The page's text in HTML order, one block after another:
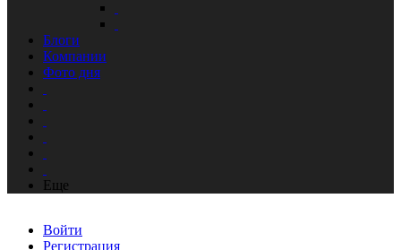
Блоги
Компании
Фото дня
Еще
Войти
Регистрация